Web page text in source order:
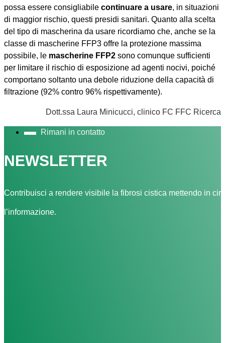
possa essere consigliabile continuare a usare, in situazioni
di maggior rischio, questi presidi sanitari. Quanto alla scelta
del tipo di mascherina da usare ricordiamo che, anche se la
classe di mascherine FFP3 offre la protezione massima
possibile, le mascherine FFP2 sono comunque sufficienti
per limitare il rischio di esposizione ad agenti nocivi, poiché
comportano soltanto una debole riduzione della capacità di
filtrazione (92% contro 96% rispettivamente).
Dott.ssa Laura Minicucci, clinico FC FFC Ricerca
Rimani in contatto
NEWSLETTER
Contribuisci a rendere visibile la fibrosi cistica mettendo in
l’informazione.